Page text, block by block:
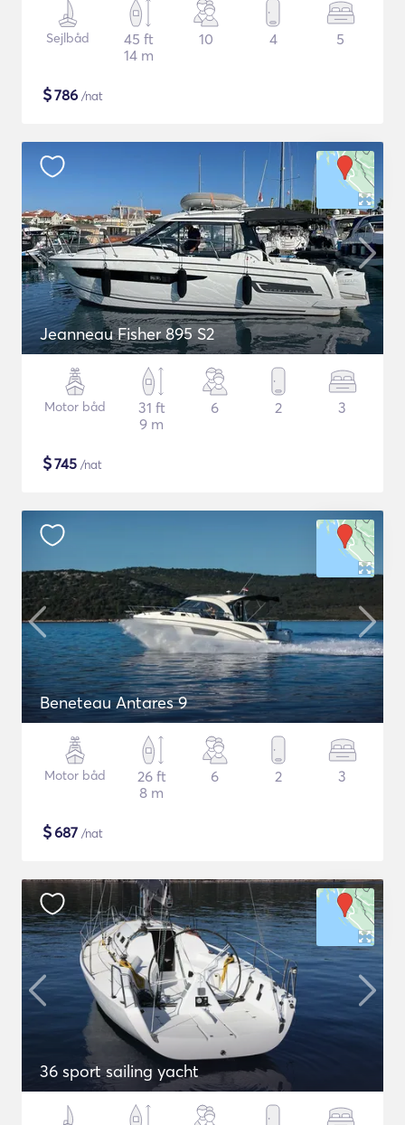
Sejlbåd
45 ft
14 m
10 4 5
$786 /nat
Jeanneau Fisher 895 S2
Motor båd
31 ft
9 m
6 2 3
$745 /nat
Beneteau Antares 9
Motor båd
26 ft
8 m
6 2 3
$687 /nat
36 sport sailing yacht